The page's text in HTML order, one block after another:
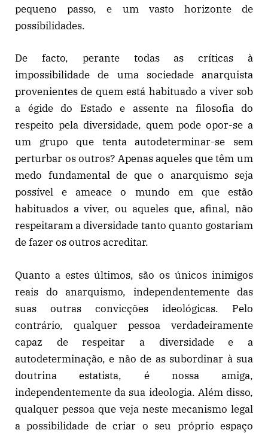
pequeno passo, e um vasto horizonte de
possibilidades.
De facto, perante todas as críticas à
impossibilidade de uma sociedade anarquista
provenientes de quem está habituado a viver sob
a égide do Estado e assente na filosofia do
respeito pela diversidade, quem pode opor-se a
um grupo que tenta autodeterminar-se sem
perturbar os outros? Apenas aqueles que têm um
medo fundamental de que o anarquismo seja
possível e ameace o mundo em que estão
habituados a viver, ou aqueles que, afinal, não
respeitaram a diversidade tanto quanto gostariam
de fazer os outros acreditar.
Quanto a estes últimos, são os únicos inimigos
reais do anarquismo, independentemente das
suas outras convicções ideológicas. Pelo
contrário, qualquer pessoa verdadeiramente
capaz de respeitar a diversidade e a
autodeterminação, e não de as subordinar à sua
doutrina estatista, é nossa amiga,
independentemente da sua ideologia. Além disso,
qualquer pessoa que veja neste mecanismo legal
a possibilidade de criar o seu próprio espaço